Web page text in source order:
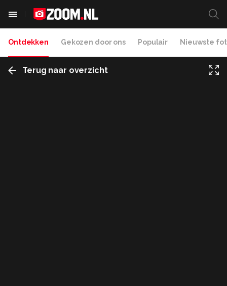
Ontdekken Gekozen door ons Populair Nieuwste
Terug naar overzicht